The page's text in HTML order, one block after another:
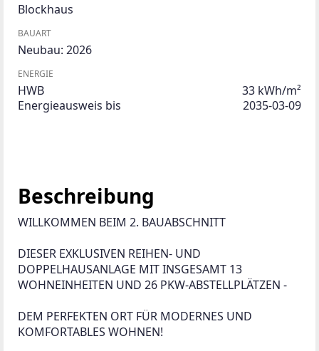
Blockhaus
BAUART
Neubau: 2026
ENERGIE
HWB
33 kWh/m²
Energieausweis bis
2035-03-09
Beschreibung
WILLKOMMEN BEIM 2. BAUABSCHNITT
DIESER EXKLUSIVEN REIHEN- UND
DOPPELHAUSANLAGE MIT INSGESAMT 13
WOHNEINHEITEN UND 26 PKW-ABSTELLPLÄTZEN -
DEM PERFEKTEN ORT FÜR MODERNES UND
KOMFORTABLES WOHNEN!